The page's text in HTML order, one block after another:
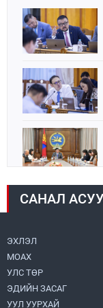
САНАЛ
ЭХЛЭЛ
МОАХ
УЛС ТӨР
ЭДИЙН ЗАСАГ
УУЛ УУРХАЙ